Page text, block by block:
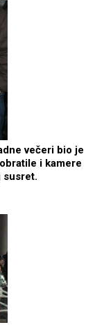
večeri bio je
i kamere
susret.